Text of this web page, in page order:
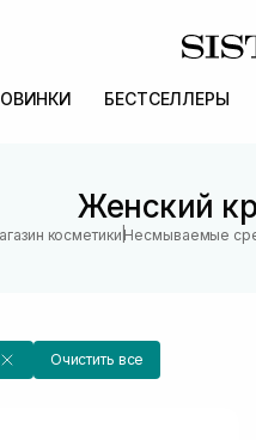
БЕСТСЕЛЛЕРЫ
Женский
косметики |Несмываемые
Очистить все